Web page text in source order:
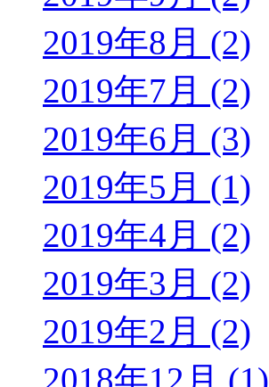
2019年8月 (2)
2019年7月 (2)
2019年6月 (3)
2019年5月 (1)
2019年4月 (2)
2019年3月 (2)
2019年2月 (2)